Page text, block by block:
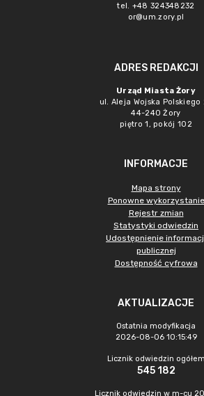
tel. +48 324348232
or@um.zory.pl
ADRES REDAKCJI
Urząd Miasta Żory
ul. Aleja Wojska Polskiego
44-240 Żory
piętro 1, pokój 102
INFORMACJE
Mapa strony
Ponowne wykorzystanie
Rejestr zmian
Statystyki odwiedzin
Udostępnienie
publicznej
Dostępność cyfrowa
AKTUALIZACJE
Ostatnia modyfikacja
2026-08-06 10:15:49
Licznik odwiedzin ogółem
545 182
Licznik odwiedzin w m-cu